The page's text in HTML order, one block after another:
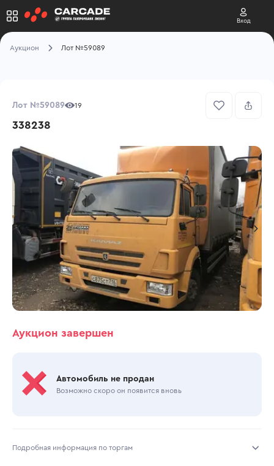
Вход
Аукцион Лот №59089
Лот №59089 19
338238
Аукцион завершен
Автомобиль не продан
Возможно скоро он появится вновь
Подробная информация по торгам